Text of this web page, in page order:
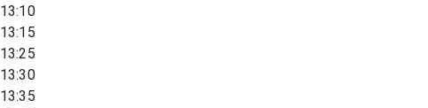
13:10
13:15
13:25
13:30
13:35